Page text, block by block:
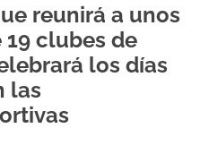
reunirá a unos
19 clubes de
los días
las